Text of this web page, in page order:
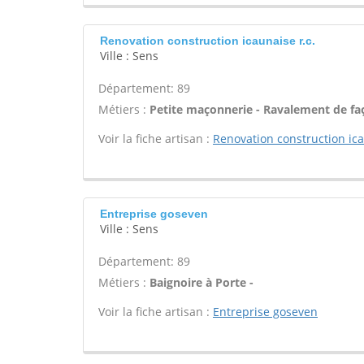
Renovation construction icaunaise r.c.
Ville : Sens
Département: 89
Métiers : Petite maçonnerie - Ravalement de
Voir la fiche artisan : Renovation construction
Entreprise goseven
Ville : Sens
Département: 89
Métiers : Baignoire à Porte -
Voir la fiche artisan : Entreprise goseven